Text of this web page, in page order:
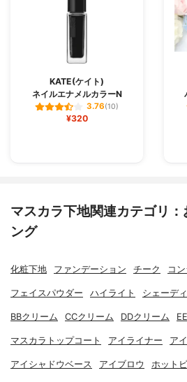
KATE(ケイト)
ネイルエナメルカラーN
3.76(10)
¥320
マスカラ下地関連カテゴリ
ング
化粧下地 ファンデーション チーク コ
フェイスパウダー ハイライト シェーデ
BBクリーム CCクリーム DDクリーム
マスカラトップコート アイライナー ア
アイシャドウベース アイブロウ ホット